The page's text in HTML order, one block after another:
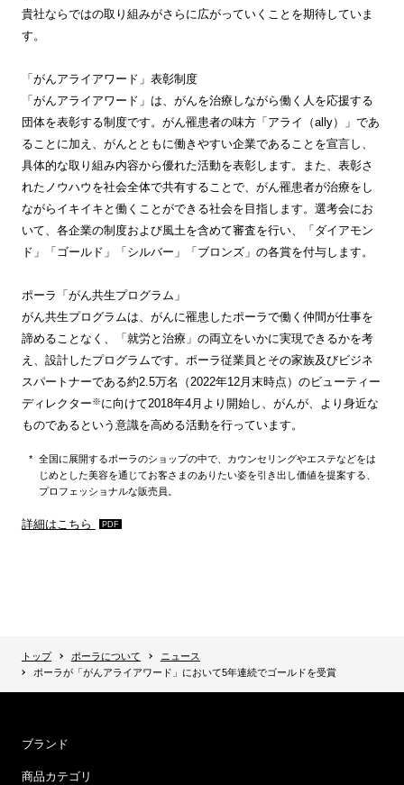
貴社ならではの取り組みがさらに広がっていくことを期待していま
す。
「がんアライアワード」表彰制度
「がんアライアワード」は、がんを治療しながら働く人を応援する
団体を表彰する制度です。がん罹患者の味方「アライ（ally）」であ
ることに加え、がんとともに働きやすい企業であることを宣言し、
具体的な取り組み内容から優れた活動を表彰します。また、表彰さ
れたノウハウを社会全体で共有することで、がん罹患者が治療をし
ながらイキイキと働くことができる社会を目指します。選考会にお
いて、各企業の制度および風土を含めて審査を行い、「ダイアモン
ド」「ゴールド」「シルバー」「ブロンズ」の各賞を付与します。
ポーラ「がん共生プログラム」
がん共生プログラムは、がんに罹患したポーラで働く仲間が仕事を
諦めることなく、「就労と治療」の両立をいかに実現できるかを考
え、設計したプログラムです。ポーラ従業員とその家族及びビジネ
スパートナーである約2.5万名（2022年12月末時点）のビューティー
ディレクター※に向けて2018年4月より開始し、がんが、より身近な
ものであるという意識を高める活動を行っています。
全国に展開するポーラのショップの中で、カウンセリングやエステなどをは
じめとした美容を通じてお客さまのありたい姿を引き出し価値を提案する、
プロフェッショナルな販売員。
詳細はこちら
トップ ポーラについて
ニュース
ポーラが「がんアライアワード」において5年連続でゴールドを受賞
ブランド
商品カテゴリ